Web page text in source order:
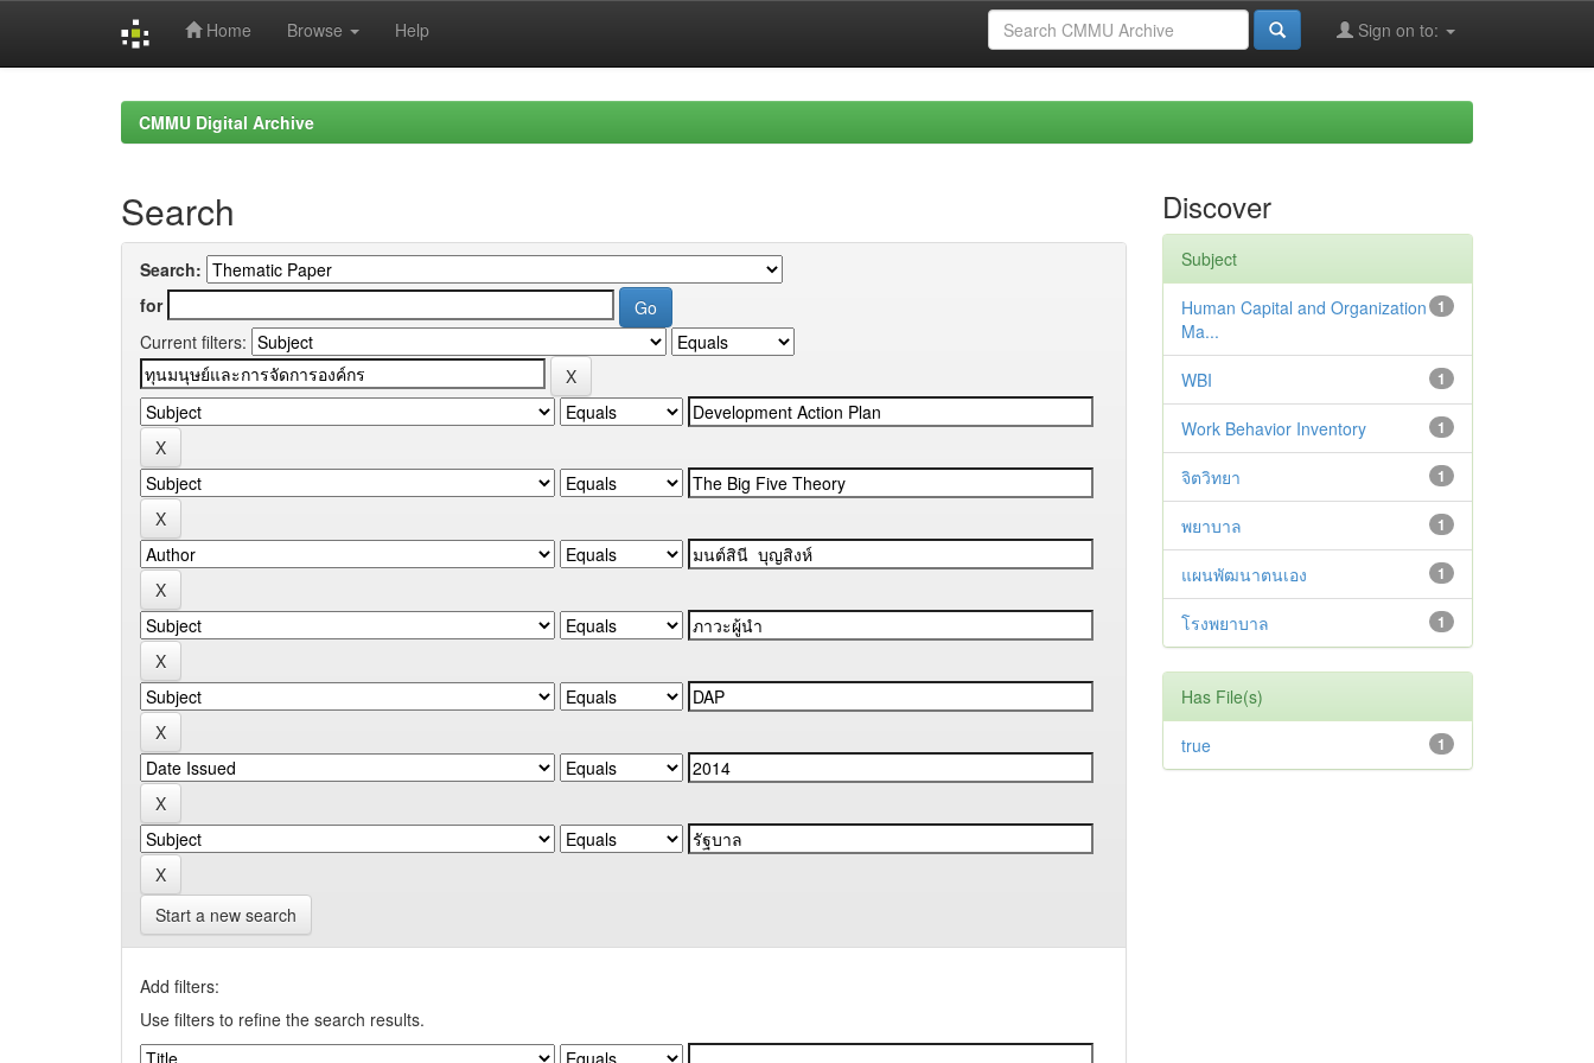
Home Browse Help Sign on to:
CMMU Digital Archive
Search
Search:
for
Current filters:
Start a new search
Add filters:
Use filters to refine the search results.
Discover
Subject
1
Human Capital and Organization
Ma...
1
WBI
1
Work Behavior Inventory
1
จิตวิทยา
1
พยาบาล
1
แผนพัฒนาตนเอง
1
โรงพยาบาล
Has File(s)
1
true